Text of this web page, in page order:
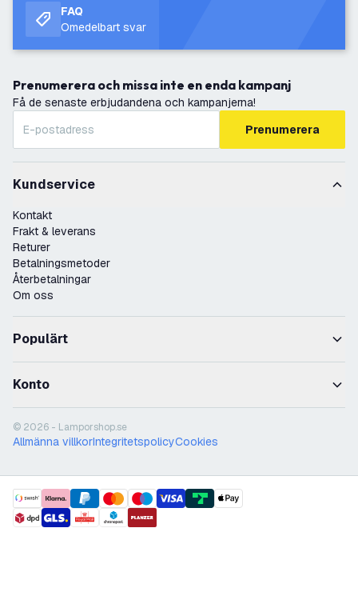
FAQ
Omedelbart svar
Prenumerera och missa inte en enda kampanj
Få de senaste erbjudandena och kampanjerna!
Prenumerera
Kundservice
Kontakt
Frakt & leverans
Returer
Betalningsmetoder
Återbetalningar
Om oss
Populärt
Konto
© 2026 - Lamporshop.se
Allmänna villkorIntegritetspolicyCookies
payment methods
shipment methods